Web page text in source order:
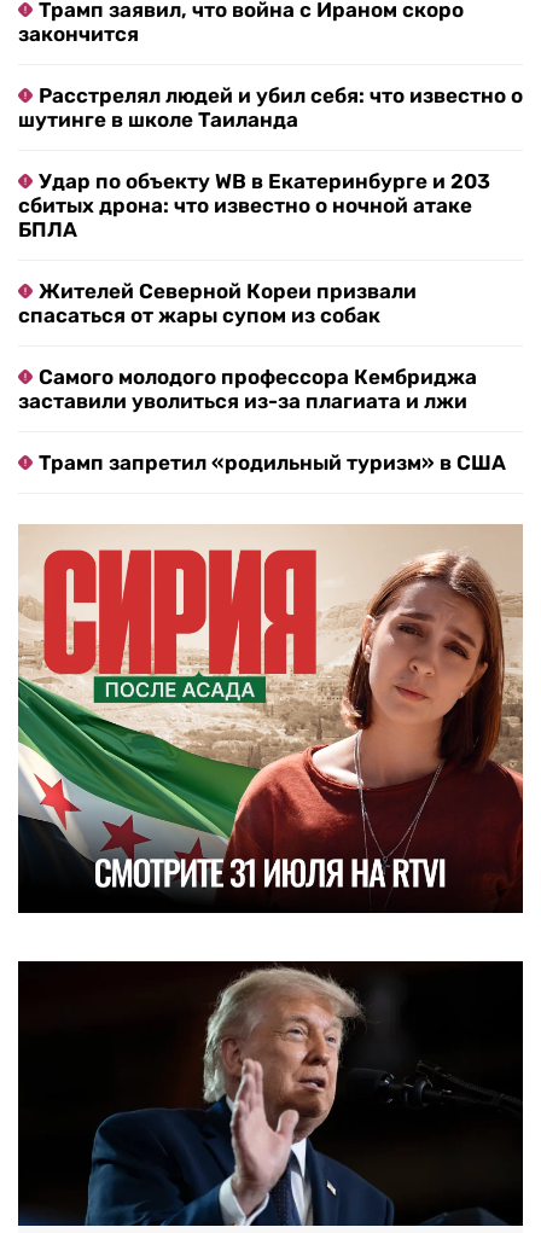
Трамп заявил, что война с Ираном скоро
закончится
Расстрелял людей и убил себя: что известно о
шутинге в школе Таиланда
Удар по объекту WB в Екатеринбурге и 203
сбитых дрона: что известно о ночной атаке
БПЛА
Жителей Северной Кореи призвали
спасаться от жары супом из собак
Самого молодого профессора Кембриджа
заставили уволиться из-за плагиата и лжи
Трамп запретил «родильный туризм» в США